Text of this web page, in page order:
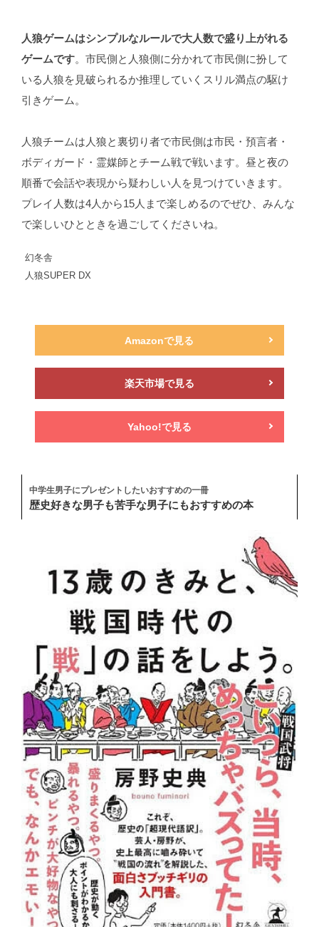
人狼ゲームはシンプルなルールで大人数で盛り上がれる
ゲームです。市民側と人狼側に分かれて市民側に扮して
いる人狼を見破られるか推理していくスリル満点の駆け
引きゲーム。
人狼チームは人狼と裏切り者で市民側は市民・預言者・
ボディガード・霊媒師とチーム戦で戦います。昼と夜の
順番で会話や表現から疑わしい人を見つけていきます。
プレイ人数は4人から15人まで楽しめるのでぜひ、みんな
で楽しいひとときを過ごしてくださいね。
幻冬舎
人狼SUPER DX
Amazonで見る
楽天市場で見る
Yahoo!で見る
中学生男子にプレゼントしたいおすすめの一冊
歴史好きな男子も苦手な男子にもおすすめの本